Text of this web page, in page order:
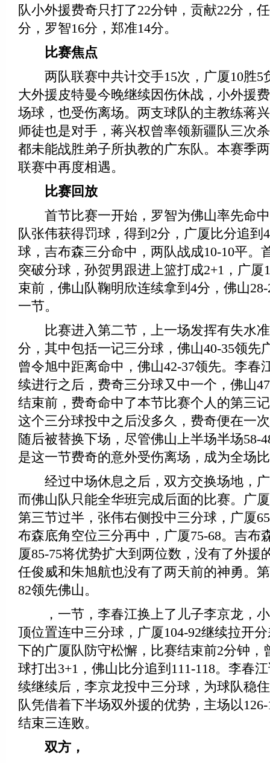
队小外援费奇只打了22分钟，贡献22分，
分，罗智16分，郑准14分。
比赛焦点
两队联赛中共计交手15次，广厦10胜5
大外援皮特曼今晚继续因伤休战，小外援
场球，也受伤离场。两支球队的主教练蒋
师徒也是对手，蒋兴权曾率领新疆队三次
都未能战胜弟子所执教的广东队。本赛季
联赛中再度相遇。
比赛回放
首节比赛一开始，罗智为佛山率先命中
队张伟获得罚球，得到2分，广厦比分追到
球，吉布森三分命中，两队战成10-10平。
突破分球，孙贺男跟进上篮打成2+1，广厦
束前，佛山队鞠明欣连续拿到4分，佛山
一节。
比赛进入第二节，上一场发挥有失水准
分，其中包括一记三分球，佛山40-35领先
曾令旭中距离命中，佛山42-37领先。李春
续进行之后，费奇三分球又中一个，佛山
结束前，费奇命中了本节比赛个人的第三
这个三分球投中之后没多久，费奇便在一
随后被替换下场，尽管佛山上半场半场58-
是这一节费奇的意外受伤离场，成为全场
经过中场休息之后，双方交换场地，广
而佛山队只能全华班完成后面的比赛。广
第三节过半，张伟右侧投中三分球，广厦
布森底角空位三分再中，广厦75-68。吉布
厦85-75将优势扩大到两位数，没有了外援
任俊威和朱旭航也没有了两天前的神勇。
82领先佛山。
，一节，李春江换上了儿子李京龙，小
顶位置连中三分球，广厦104-92继续拉开
下的广厦队防守松懈，比赛结束前2分钟，
球打出3+1，佛山比分追到111-118。李春
续继续后，李京龙投中三分球，为球队稳
队凭借着下半场双外援的优势，主场以
结束三连败。
双方，